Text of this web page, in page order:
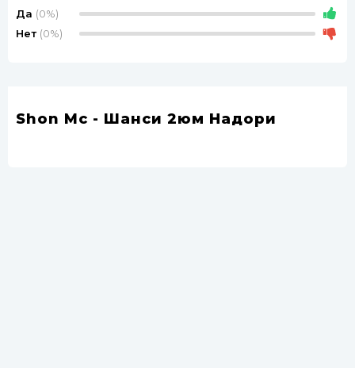
Да (0%)
Нет (0%)
Shon Mc - Шанси 2юм Надори